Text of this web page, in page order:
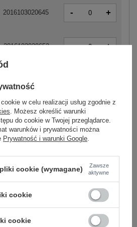
2016103020645 - +
2016103020652 - +
2016103020676 -
+
2016103020577 +
w celu realizacji usług zgodnie z
. Możesz określić warunki
do cookie w Twojej przeglądarce.
warunków i prywatności można
Prywatność i warunki Google.
cookie (wymagane)
Zawsze
aktywne
cookie
cookie